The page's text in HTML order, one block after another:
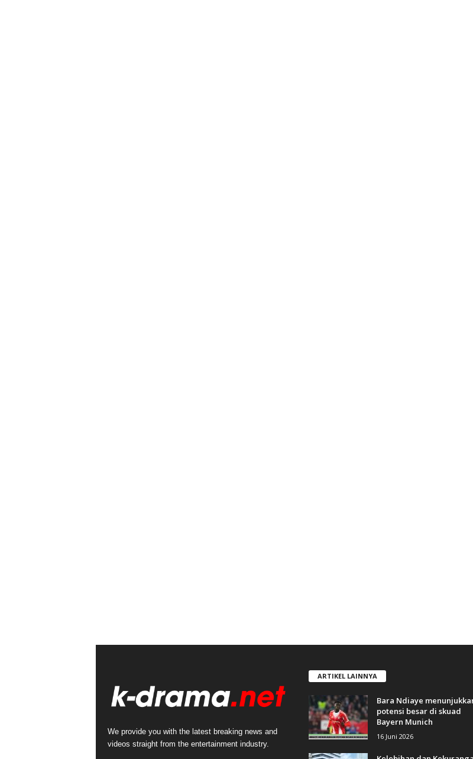
We provide you with the latest breaking news and
videos straight from the entertainment industry.
ARTIKEL LAINNYA
Bara Ndiaye
potensi besar di skuad
Bayern Munich
16 Juni 2026